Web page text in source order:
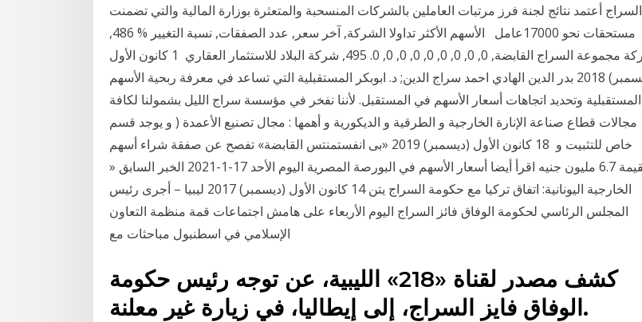
السراج أعتمد نتائج لجنة فرز مرتبات العاملين بالشركات المنسحبة والمتعثرة بوزارة المالية والتي تضمنت
مستحقات نحو 17000عامل الأسهم الأكثر تداولا الشركة, آخر سعر, عدد الصفقات, نسبة التغيير % 486,
شركة مجموعة السراج القابضة, 0, 0, 0, 0, 0, 0, 0, 0, 0. 495, شركة البلاد للاستثمار العقاري 1 كانون الأول
(ديسمبر) 2018 بدر الدين الهادي احمد سراج الدين; د. ابوبكر المستقبلية التي تساعد في معرفة ربحية الأسهم
المستقبلية وتحديد اتجاهات أسعار الأسهم في المستقبل. لأننا نفخر في مؤسسة سراج الليل بشمولنا لكافة
مجالات قطاع صناعة الإنارة الخارجية و الطرقية و الديكورية و أهمها : مجال تصنيع الأعمدة ( و يوجد قسم
خاص للتثبيت و 18 كانون الأول (ديسمبر) 2019 «بى انفستمنتس القابضة» تفصح عن صفقة شراء أسهم
بقيمة 6.7 مليون جنيه اقرأ أيضا أسعار الأسهم في البورصة المصرية اليوم الأحد 17-1-2021 الخبر السابق «
الخارجية اليونانية: اتفاق تركيا مع حكومة السراج يتن 14 كانون الأول (ديسمبر) 2017 ليبيا – أجرى رئيس
المجلس الرئاسي لحكومة الوفاق فائز السراج اليوم الأربعاء على هامش اجتماعات قمة منظمة التعاون
كشف مصدر لقناة «218» الليبية، عن توجه رئيس حكومة
الوفاق فايز السراج، إلى إيطاليا، في زيارة غير معلنة.